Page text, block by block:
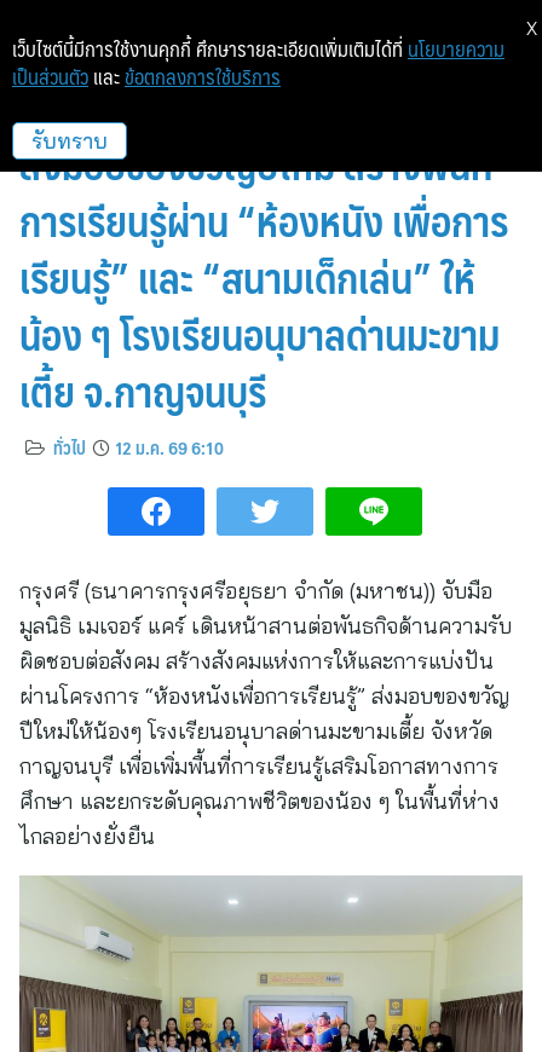
กรุงศรี จับมือ มูลนิธิ เมเจอร์ แคร์
ส่งมอบของขวัญปีใหม่ สร้างพื้นที่
การเรียนรู้ผ่าน “ห้องหนัง เพื่อการ
เรียนรู้” และ “สนามเด็กเล่น” ให้
น้อง ๆ โรงเรียนอนุบาลด่านมะขาม
เตี้ย จ.กาญจนบุรี
ทั่วไป 12 ม.ค. 69 6:10
กรุงศรี (ธนาคารกรุงศรีอยุธยา จำกัด (มหาชน)) จับมือ
มูลนิธิ เมเจอร์ แคร์ เดินหน้าสานต่อพันธกิจด้านความรับ
ผิดชอบต่อสังคม สร้างสังคมแห่งการให้และการแบ่งปัน
ผ่านโครงการ “ห้องหนังเพื่อการเรียนรู้” ส่งมอบของขวัญ
ปีใหม่ให้น้องๆ โรงเรียนอนุบาลด่านมะขามเตี้ย จังหวัด
กาญจนบุรี เพื่อเพิ่มพื้นที่การเรียนรู้เสริมโอกาสทางการ
ศึกษา และยกระดับคุณภาพชีวิตของน้อง ๆ ในพื้นที่ห่าง
ไกลอย่างยั่งยืน
เว็บไซต์นี้มีการใช้งานคุกกี้ ศึกษารายละเอียดเพิ่มเติมได้ที่ นโยบายความ
เป็นส่วนตัว และ ข้อตกลงการใช้บริการ
รับทราบ
X